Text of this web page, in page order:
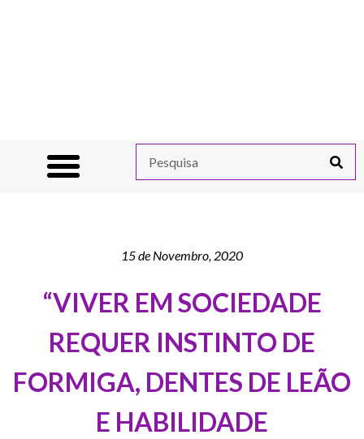
15 de Novembro, 2020
“VIVER EM SOCIEDADE
REQUER INSTINTO DE
FORMIGA, DENTES DE LEÃO
E HABILIDADE